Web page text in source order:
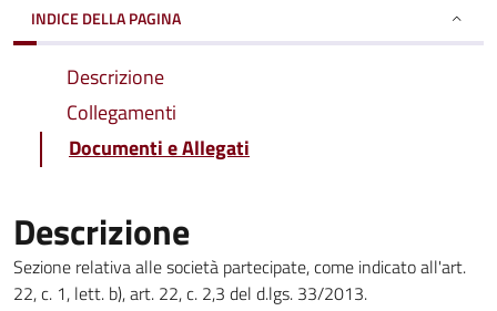
INDICE DELLA PAGINA
Descrizione
Collegamenti
Documenti e Allegati
Descrizione
Sezione relativa alle società partecipate, come indicato all'art.
22, c. 1, lett. b), art. 22, c. 2,3 del d.lgs. 33/2013.